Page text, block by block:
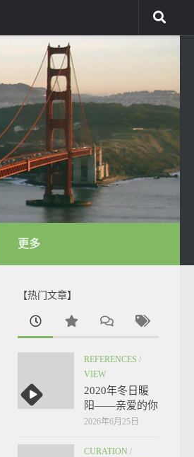
更多
【热门文章】
REFERENCES /
VIEW
2020年冬日暖
阳——亲爱的你
2026年6月25日
CURATION /